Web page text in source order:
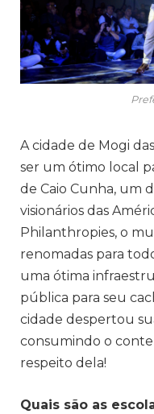
A cidade de Mogi
ser um ótimo local
de Caio Cunha, um
visionários das
Philanthropies, o
renomadas para
uma ótima
pública para seu
cidade despertou
consumindo o
respeito dela!
Quais são as